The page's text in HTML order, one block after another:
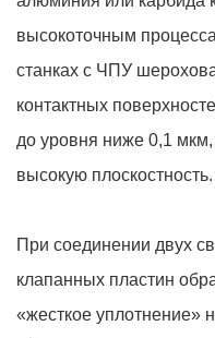
высокоточным
станках с ЧПУ
контактных
до уровня ниже 0,1
высокую плоскостность.
При соединении двух
клапанных пластин
«жесткое уплотнение»